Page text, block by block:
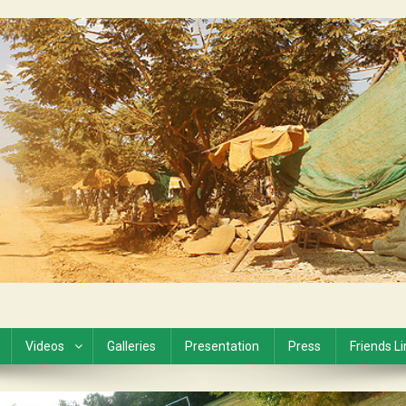
Videos Galleries Presentation Press Friends